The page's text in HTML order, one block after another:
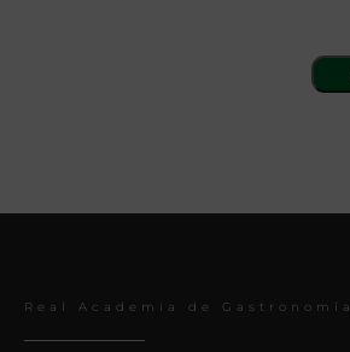
Real Academia de Gastronomía